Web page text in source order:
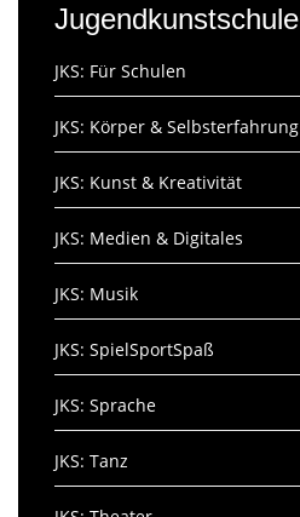
Jugendkunstschule
JKS: Für Schulen
JKS: Körper & Selbsterfahrung
JKS: Kunst & Kreativität
JKS: Medien & Digitales
JKS: Musik
JKS: SpielSportSpaß
JKS: Sprache
JKS: Tanz